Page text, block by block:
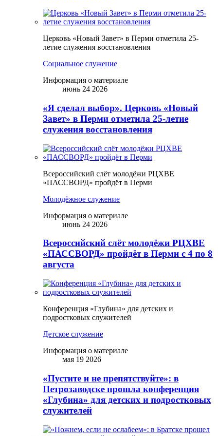
Церковь «Новый Завет» в Перми отметила 25-
летие служения восстановления
Социальное служение
Информация о материале
июнь 24 2026
«Я сделал выбор». Церковь «Новый
Завет» в Перми отметила 25-летие
служения восстановления
Всероссийский слёт молодёжи РЦХВЕ
«ПАССВОРД» пройдёт в Перми
Молодёжное служение
Информация о материале
июнь 24 2026
Всероссийский слёт молодёжи РЦХВЕ
«ПАССВОРД» пройдёт в Перми с 4 по 8
августа
Конференция «Глубина» для детских и
подростковых служителей
Детское служение
Информация о материале
мая 19 2026
«Пустите и не препятствуйте»: в
Петрозаводске прошла конференция
«Глубина» для детских и подростковых
служителей